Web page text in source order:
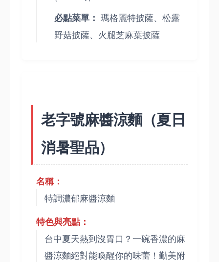
必點菜單： 瑪格麗特披薩、松露
野菇披薩、火腿芝麻葉披薩
老字號麻醬涼麵（夏日
消暑聖品）
名稱：
特調濃郁麻醬涼麵
特色與亮點：
台中夏天熱到沒胃口？一碗香濃的麻
醬涼麵絕對能喚醒你的味蕾！勤美附